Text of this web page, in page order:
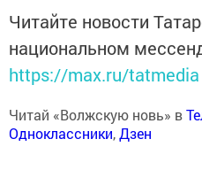
Читайте новости
национальном
https://max.ru/tatmedia
Читай «Волжскую новь» в
Одноклассники,Дзен